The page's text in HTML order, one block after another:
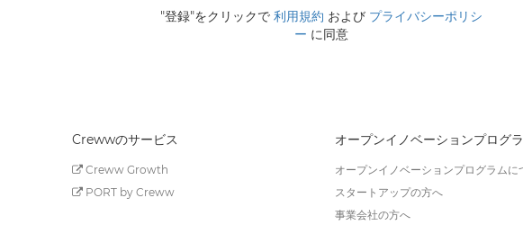
"登録"をクリックで 利用規約 および プライバシーポリシ
ー に同意
Crewwのサービス
Creww Growth
PORT by Creww
オープンイノベーションプログ
オープンイノベーションプログラムに
スタートアップの方へ
事業会社の方へ